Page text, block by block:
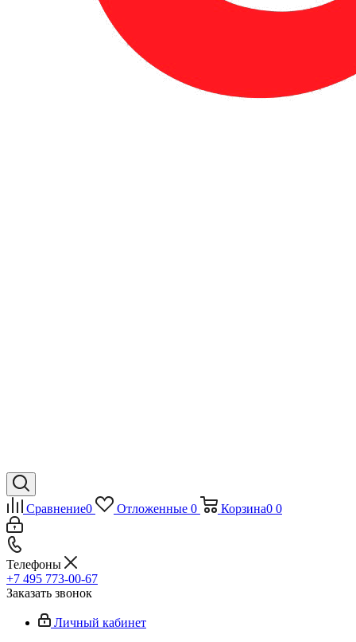
Сравнение0 Отложенные 0 Корзина0 0
Телефоны
+7 495 773-00-67
Заказать звонок
Личный кабинет